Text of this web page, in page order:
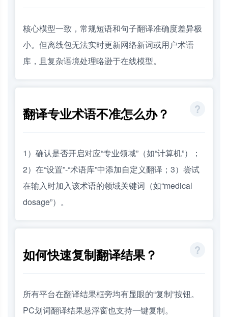
核心模型一致，常规短语和句子翻译准确度差异极
小。但离线包无法实时更新网络新词或用户术语
库，且复杂语境处理略逊于在线模型。
翻译专业术语不准怎么办？
1）确认是否开启对应“专业领域”（如“计算机”）；
2）在“设置”-“术语库”中添加自定义翻译；3）尝试
在输入时加入该术语的领域关键词（如“medical
dosage”）。
如何快速复制翻译结果？
所有平台在翻译结果框旁均有显眼的“复制”按钮。
PC划词翻译结果悬浮窗也支持一键复制。